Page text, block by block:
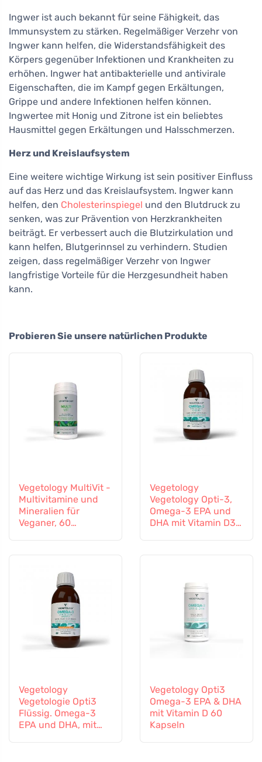
Ingwer ist auch bekannt für seine Fähigkeit, das
Immunsystem zu stärken. Regelmäßiger Verzehr von
Ingwer kann helfen, die Widerstandsfähigkeit des
Körpers gegenüber Infektionen und Krankheiten zu
erhöhen. Ingwer hat antibakterielle und antivirale
Eigenschaften, die im Kampf gegen Erkältungen,
Grippe und andere Infektionen helfen können.
Ingwertee mit Honig und Zitrone ist ein beliebtes
Hausmittel gegen Erkältungen und Halsschmerzen.
Herz und Kreislaufsystem
Eine weitere wichtige Wirkung ist sein positiver Einfluss
auf das Herz und das Kreislaufsystem. Ingwer kann
helfen, den Cholesterinspiegel und den Blutdruck zu
senken, was zur Prävention von Herzkrankheiten
beiträgt. Er verbessert auch die Blutzirkulation und
kann helfen, Blutgerinnsel zu verhindern. Studien
zeigen, dass regelmäßiger Verzehr von Ingwer
langfristige Vorteile für die Herzgesundheit haben
kann.
Probieren Sie unsere natürlichen Produkte
Vegetology MultiVit -
Multivitamine und
Mineralien für
Veganer, 60
Vegetology
Vegetology Opti-3,
Omega-3 EPA und
DHA mit Vitamin D3,
Vegetology
Vegetologie Opti3
Flüssig. Omega-3
EPA und DHA, mit
Vegetology Opti3
Omega-3 EPA & DHA
mit Vitamin D 60
Kapseln